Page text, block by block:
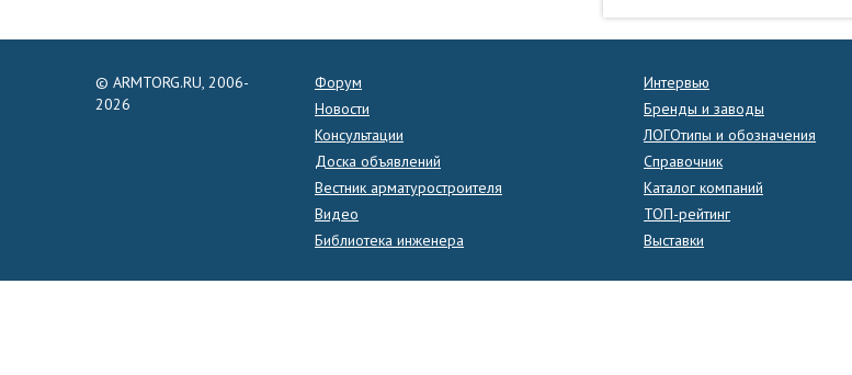
© ARMTORG.RU, 2006-
2026
Форум
Новости
Консультации
Доска объявлений
Вестник арматуростроителя
Видео
Библиотека инженера
Интервью
Бренды и заводы
ЛОГОтипы и обозначения
Справочник
Каталог компаний
ТОП-рейтинг
Выставки